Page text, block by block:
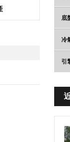
底
冷
引